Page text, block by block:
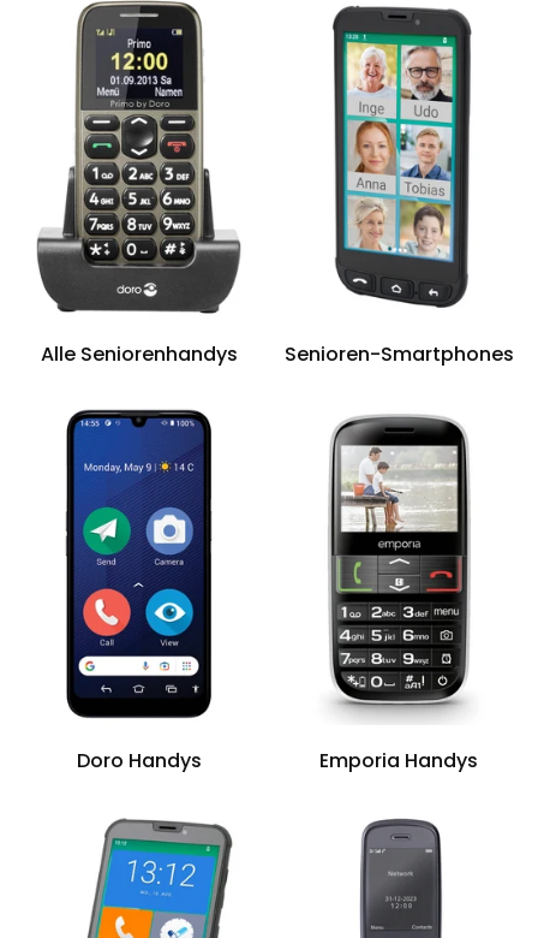
Alle Seniorenhandys Senioren-Smartphones
Doro Handys Emporia Handys